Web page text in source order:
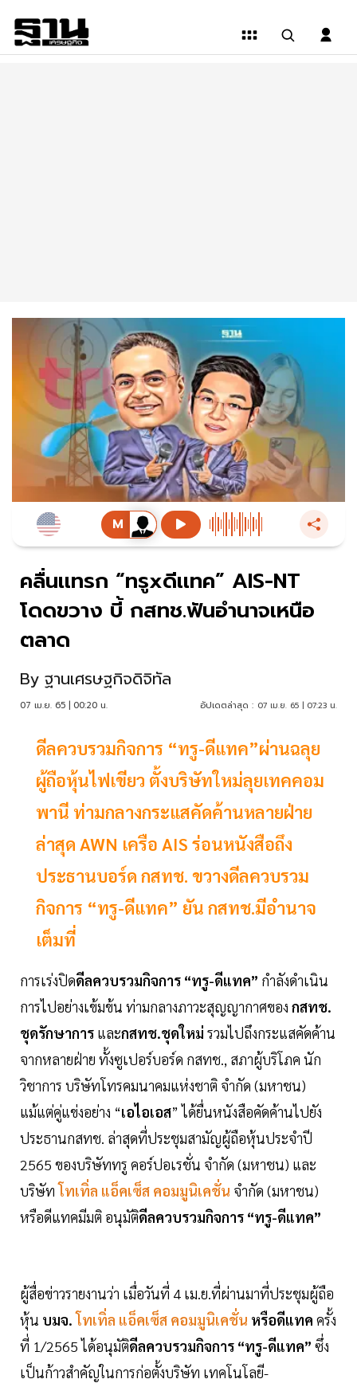
คลื่นเเทรก “ทรูxดีเเทค” AIS-NT
โดดขวาง บี้ กสทช.ฟันอำนาจเหนือ
ตลาด
By ฐานเศรษฐกิจดิจิทัล
07 เม.ย. 65 | 00:20 น. อัปเดตล่าสุด : 07 เม.ย. 65 | 07:23 น.
ดีลควบรวมกิจการ “ทรู-ดีแทค”ผ่านฉลุย
ผู้ถือหุ้นไฟเขียว ตั้งบริษัทใหม่ลุยเทคคอม
พานี ท่ามกลางกระแสคัดค้านหลายฝ่าย
ล่าสุด AWN เครือ AIS ร่อนหนังสือถึง
ประธานบอร์ด กสทช. ขวางดีลควบรวม
กิจการ “ทรู-ดีแทค” ยัน กสทช.มีอำนาจ
เต็มที่
การเร่งปิดดีลควบรวมกิจการ “ทรู-ดีแทค” กำลังดำเนิน
การไปอย่างเข้มข้น ท่ามกลางภาวะสุญญากาศของ กสทช.
ชุดรักษาการ และกสทช.ชุดใหม่ รวมไปถึงกระแสคัดค้าน
จากหลายฝ่าย ทั้งซูเปอร์บอร์ด กสทช., สภาผู้บริโภค นัก
วิชาการ บริษัทโทรคมนาคมแห่งชาติ จำกัด (มหาชน)
แม้แต่คู่แข่งอย่าง “เอไอเอส” ได้ยื่นหนังสือคัดค้านไปยัง
ประธานกสทช. ล่าสุดที่ประชุมสามัญผู้ถือหุ้นประจำปี
2565 ของบริษัททรู คอร์ปอเรชั่น จำกัด (มหาชน) และ
บริษัทโทเทิ่ล แอ็คเซ็ส คอมมูนิเคชั่น จำกัด (มหาชน)
หรือดีแทคมีมติ อนุมัติดีลควบรวมกิจการ “ทรู-ดีแทค”
ผู้สื่อข่าวรายงานว่า เมื่อวันที่ 4 เม.ย.ที่ผ่านมาที่ประชุมผู้ถือ
หุ้น บมจ.โทเทิ่ล แอ็คเซ็ส คอมมูนิเคชั่น หรือดีแทค ครั้ง
ที่ 1/2565 ได้อนุมัติดีลควบรวมกิจการ “ทรู-ดีแทค” ซึ่ง
เป็นก้าวสำคัญในการก่อตั้งบริษัท เทคโนโลยี-